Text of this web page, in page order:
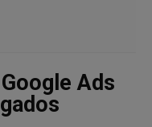
Ads